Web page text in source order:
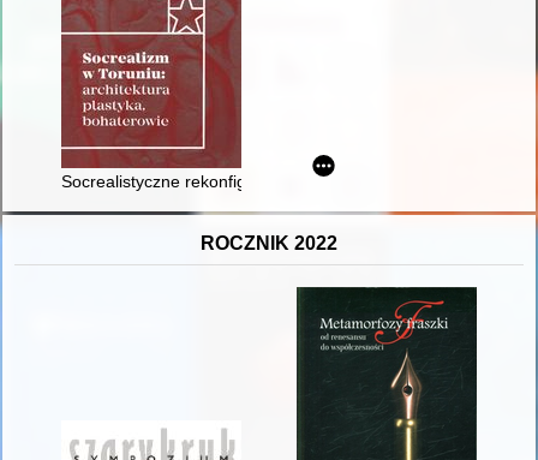
Socrealistyczne rekonfiguracje : architektura polska w latach
ROCZNIK 2022